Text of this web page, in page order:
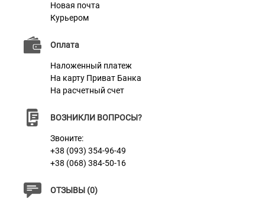
Новая почта
Курьером
Оплата
Наложенный платеж
На карту Приват Банка
На расчетный счет
ВОЗНИКЛИ ВОПРОСЫ?
Звоните:
+38 (093) 354-96-49
+38 (068) 384-50-16
ОТЗЫВЫ (0)
через 8 часов после применения препарата
блох, паразитирующих на собаках, и через 12 часов
препарат проявляет действие на клещей. Препарат
сохраняет свое действие на протяжении 35 дней (5
уничтожает все виды клещей, включая иксодовых, а
также вызывает гибель всех видов блох, на всех
стадиях развития, обеспечивая защиту места
обитания питомца от заражения яйцами и личинками.
Безопасность: